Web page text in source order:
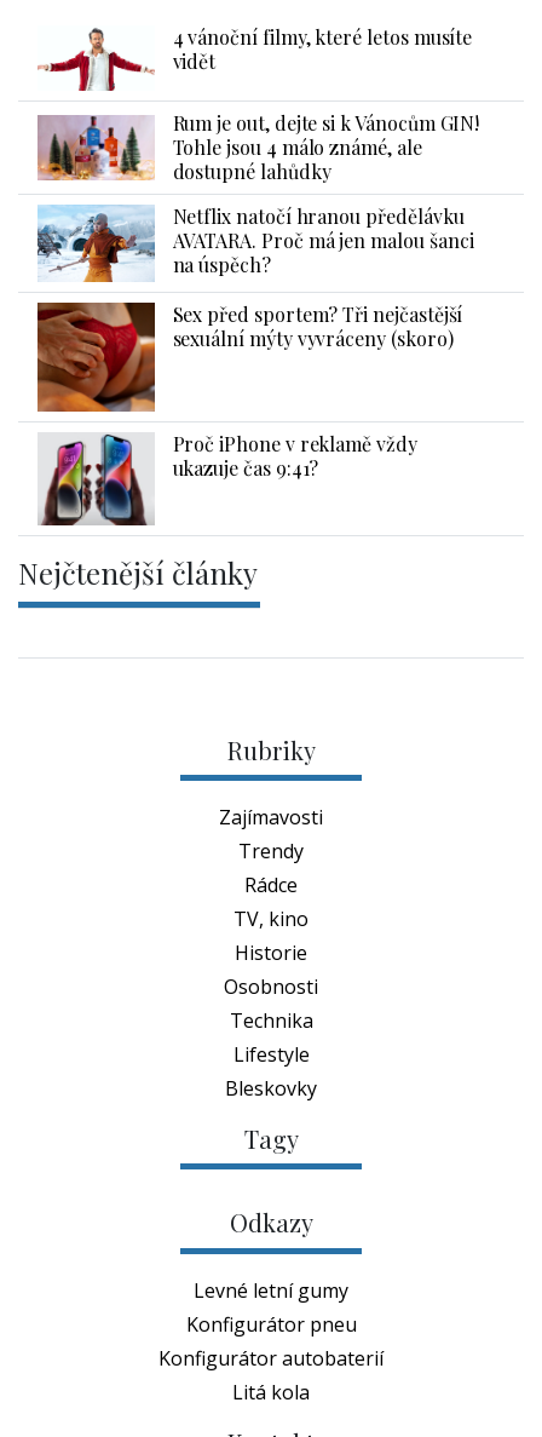
4 vánoční filmy, které letos musíte
vidět
Rum je out, dejte si k Vánocům GIN!
Tohle jsou 4 málo známé, ale
dostupné lahůdky
Netflix natočí hranou předělávku
AVATARA. Proč má jen malou šanci
na úspěch?
Sex před sportem? Tři nejčastější
sexuální mýty vyvráceny (skoro)
Proč iPhone v reklamě vždy
ukazuje čas 9:41?
Nejčtenější články
Rubriky
Zajímavosti
Trendy
Rádce
TV, kino
Historie
Osobnosti
Technika
Lifestyle
Bleskovky
Tagy
Odkazy
Levné letní gumy
Konfigurátor pneu
Konfigurátor autobaterií
Litá kola